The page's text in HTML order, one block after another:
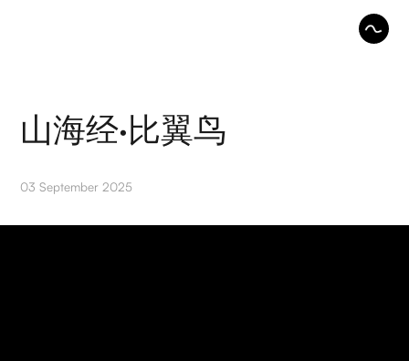
山海经·比翼鸟
03 September 2025